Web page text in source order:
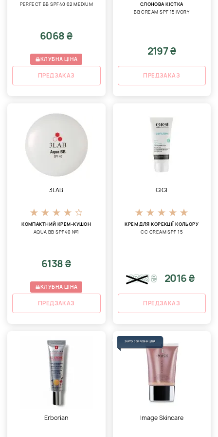
PERFECT BB SPF40 02 MEDIUM
6068 ₴
КЛУБНА ЦІНА
ПРЕДЗАКАЗ
СЛОНОВА КІСТКА
BB CREAM SPF 15 IVORY
2197 ₴
ПРЕДЗАКАЗ
3LAB
КОМПАКТНИЙ КРЕМ-КУШОН
AQUA BB SPF40 №1
6138 ₴
КЛУБНА ЦІНА
ПРЕДЗАКАЗ
GIGI
КРЕМ ДЛЯ КОРЕКЦІЇ КОЛЬОРУ
CC CREAM SPF 15
2363₴ 2016 ₴
ПРЕДЗАКАЗ
Erborian
ЗНЯТО З ВИРОБНИЦТВА
Image Skincare